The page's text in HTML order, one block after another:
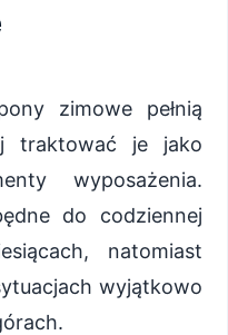
zimowe pełnią
traktować je jako
wyposażenia.
do codziennej
natomiast
wyjątkowo